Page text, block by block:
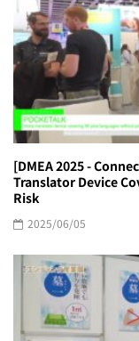
[DMEA 2025 -
Translator Device
Risk
2025/06/05